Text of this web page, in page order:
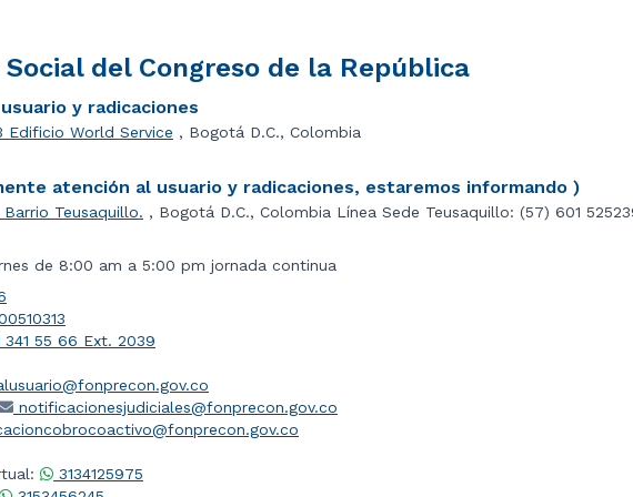
del Congreso de la República
y radicaciones
Edificio World Service , Bogotá D.C., Colombia
atención al usuario y radicaciones, estaremos informando )
Barrio Teusaquillo. , Bogotá D.C., Colombia Línea Sede Teusaquillo: (57) 601
de 8:00 am a 5:00 pm jornada continua
341 55 66 Ext. 2039
notificacionesjudiciales@fonprecon.gov.co
3134125975